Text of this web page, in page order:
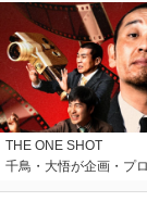
THE ONE SHOT
千鳥・大悟が企画・プ